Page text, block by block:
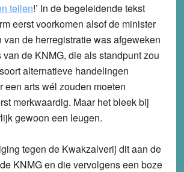
tellen!’ In de begeleidende tekst
eerst voorkomen alsof de minister
van de herregistratie was afgeweken
de KNMG, die als standpunt zou
alternatieve handelingen
een arts wél zouden moeten
merkwaardig. Maar het bleek bij
gewoon een leugen.
tegen de Kwakzalverij dit aan de
KNMG en die vervolgens een boze